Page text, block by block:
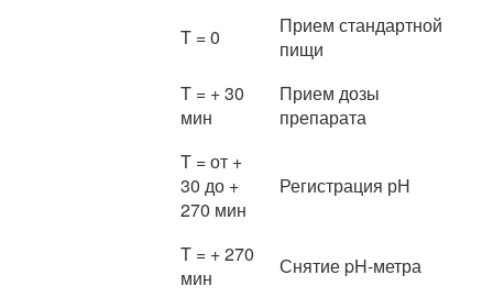
T = 0
Прием стандартной
пищи
T = + 30
мин
Прием дозы
препарата
T = от +
30 до +
270 мин
Регистрация рН
T = + 270
мин
Снятие pH-метра